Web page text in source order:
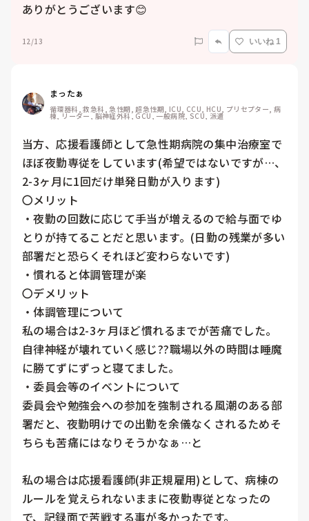
ありがとうございます😊
12/13 いいね 1
まったぁ
循環器科, 救急科, 急性期, 超急性期, ICU, CCU, HCU, プリセプター, 病
棟, リーダー, 脳神経外科, GCU, 一般病院, SCU, 派遣
当方、応援看護師として急性期病院の集中治療室で
ほぼ夜勤専従をしています(希望ではないですが…、
2-3ヶ月に1回だけ単発日勤が入ります)
〇メリット
・夜勤の回数に応じて手当が増えるので給与面でゆ
とりが持てることだと思います。(日勤の残業が多い
部署だと恐らくそれほど変わらないです)
・慣れると体調管理が楽
〇デメリット
・体調管理について
私の場合は2-3ヶ月ほど慣れるまでが苦痛でした。
自律神経が壊れていく感じ??職場以外の時間は睡魔
に勝てずにずっと寝てました。
・委員会等のイベントについて
委員会や勉強会への参加を強制される風潮のある部
署だと、夜勤明けでの出勤を余儀なくされるためそ
ちらも苦痛にはなりそうかなぁ…と
私の場合は応援看護師(非正規雇用)として、病棟の
ルールを覚えられないままに夜勤専従となったの
で、記録面で苦戦する事が多かったです。